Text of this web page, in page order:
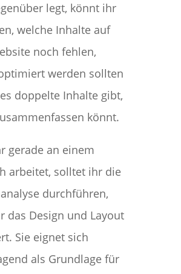
legt, könnt ihr
welche Inhalte auf
noch fehlen,
werden sollten
doppelte Inhalte gibt,
könnt.
gerade an einem
arbeitet, solltet ihr die
durchführen,
das Design und Layout
Sie eignet sich
als Grundlage für